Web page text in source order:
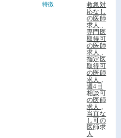
特徴
救急対
応なし
の医師
求人
専門医
取得可
の医師
求人
指定医
取得可
の医師
求人
週4日
相談可
の医師
求人
当直な
し可の
医師求
人